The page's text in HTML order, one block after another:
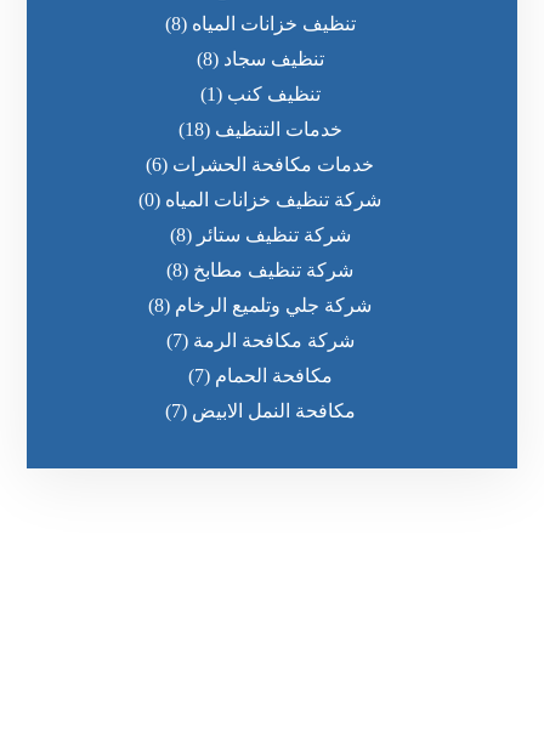
تنظيف خزانات المياه (8)
تنظيف سجاد (8)
تنظيف كنب (1)
خدمات التنظيف (18)
خدمات مكافحة الحشرات (6)
شركة تنظيف خزانات المياه (0)
شركة تنظيف ستائر (8)
شركة تنظيف مطابخ (8)
شركة جلي وتلميع الرخام (8)
شركة مكافحة الرمة (7)
مكافحة الحمام (7)
مكافحة النمل الابيض (7)